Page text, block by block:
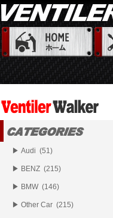
▶ Audi (51)
▶ BENZ (215)
▶ BMW (146)
▶ Other Car (215)